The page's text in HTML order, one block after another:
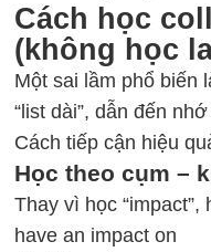
Cách học
(không học
Một sai lầm phổ biến
“list dài”, dẫn đến
Cách tiếp cận hiệu
Học theo cụm –
Thay vì học “impact”,
have an impact on